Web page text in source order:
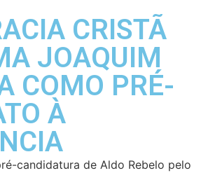
CRISTÃ
JOAQUIM
COMO PRÉ-
À
candidatura de Aldo Rebelo pelo